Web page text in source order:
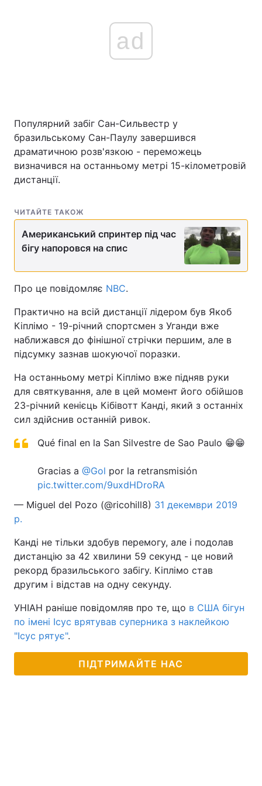
ad
Популярний забіг Сан-Сильвестр у
бразильському Сан-Паулу завершився
драматичною розв'язкою - переможець
визначився на останньому метрі 15-кілометровій
дистанції.
ЧИТАЙТЕ ТАКОЖ
Американський спринтер під час
бігу напоровся на спис
Про це повідомляє NBC.
Практично на всій дистанції лідером був Якоб
Кіплімо - 19-річний спортсмен з Уганди вже
наближався до фінішної стрічки першим, але в
підсумку зазнав шокуючої поразки.
На останньому метрі Кіплімо вже підняв руки
для святкування, але в цей момент його обійшов
23-річний кенієць Кібівотт Канді, який з останніх
сил здійснив останній ривок.
Qué final en la San Silvestre de Sao Paulo 😁😁
Gracias a @Gol por la retransmisión
pic.twitter.com/9uxdHDroRA
— Miguel del Pozo (@ricohill8) 31 декември 2019
р.
Канді не тільки здобув перемогу, але і подолав
дистанцію за 42 хвилини 59 секунд - це новий
рекорд бразильського забігу. Кіплімо став
другим і відстав на одну секунду.
УНІАН раніше повідомляв про те, що в США бігун
по імені Ісус врятував суперника з наклейкою
"Ісус рятує".
ПІДТРИМАЙТЕ НАС